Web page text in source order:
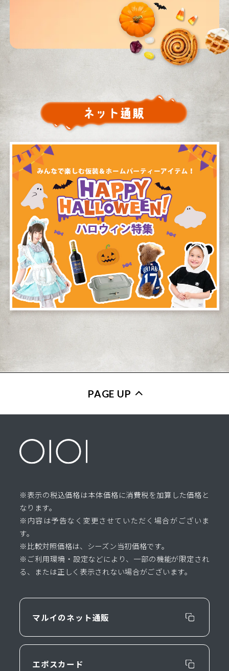
PAGE UP
※表示の税込価格は本体価格に消費税を加算した価格と
なります。
※内容は予告なく変更させていただく場合がございま
す。
※比較対照価格は、シーズン当初価格です。
※ご利用環境・設定などにより、一部の機能が限定され
る、または正しく表示されない場合がございます。
マルイのネット通販
エポスカード